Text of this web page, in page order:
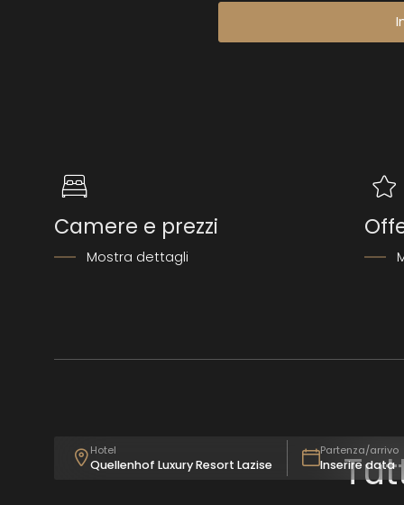
Camere e prezzi
Mostra dettagli
Hotel
Quellenhof Luxury Resort Lazise
Partenza/arrivo
Inserire data